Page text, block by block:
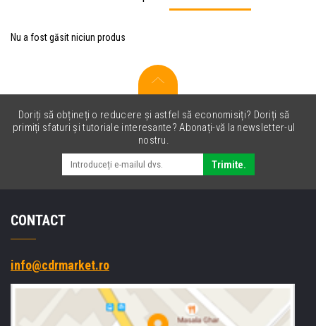
Nu a fost găsit niciun produs
Doriți să obțineți o reducere și astfel să economisiți? Doriți să
primiți sfaturi și tutoriale interesante? Abonați-vă la newsletter-ul
nostru.
Trimite.
CONTACT
info@cdrmarket.ro